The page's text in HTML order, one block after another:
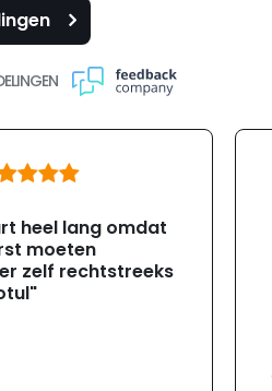
heel lang omdat
moeten
zelf rechtstreeks